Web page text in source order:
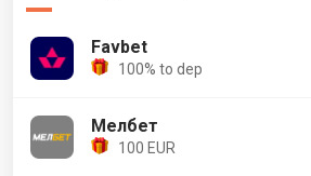
Favbet
100% to dep
Мелбет
100 EUR